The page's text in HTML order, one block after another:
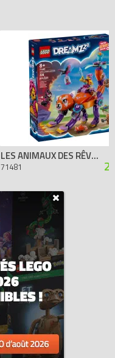
LES ANIMAUX DES RÊVES D’IZZIE
71481